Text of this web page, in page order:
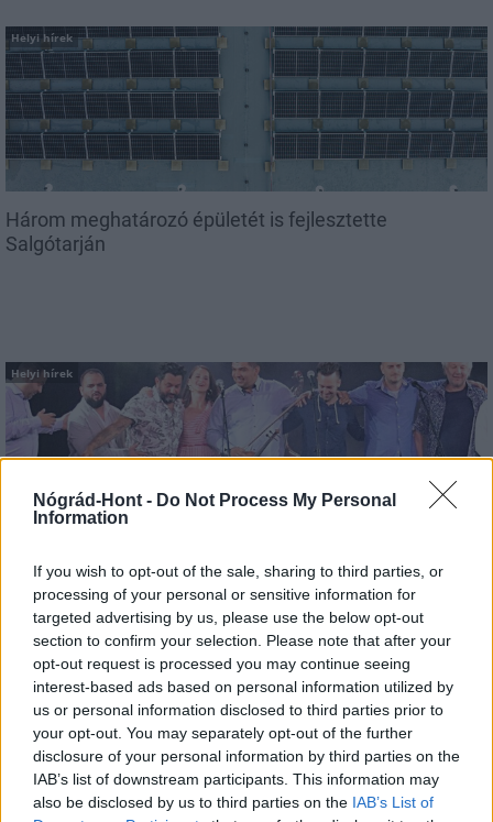
Nógrád-Hont - Do Not Process My Personal
Information
If you wish to opt-out of the sale, sharing to third parties, or
processing of your personal or sensitive information for
targeted advertising by us, please use the below opt-out
section to confirm your selection. Please note that after your
opt-out request is processed you may continue seeing
interest-based ads based on personal information utilized by
us or personal information disclosed to third parties prior to
your opt-out. You may separately opt-out of the further
disclosure of your personal information by third parties on the
IAB’s list of downstream participants. This information may
also be disclosed by us to third parties on the IAB’s List of
Helyi hírek
Három meghatározó épületét is fejlesztette
Salgótarján
Helyi hírek
Helyi hírek